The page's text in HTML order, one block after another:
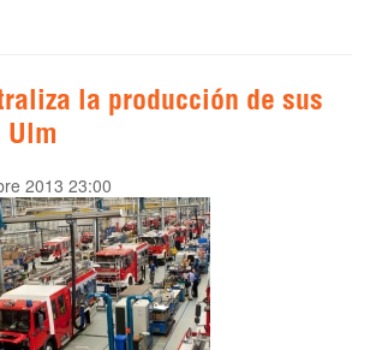
la producción de sus
Ulm
2013 23:00